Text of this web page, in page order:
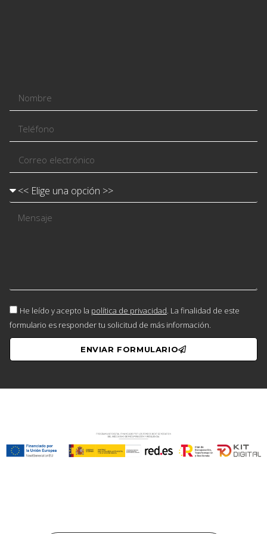
He leído y acepto la política de privacidad. La finalidad de este
formulario es responder tu solicitud de más información.
ENVIAR FORMULARIO